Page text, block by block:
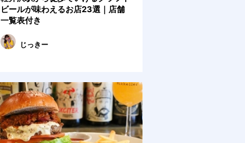
ビールが味わえるお店23選｜店舗
一覧表付き
じっきー